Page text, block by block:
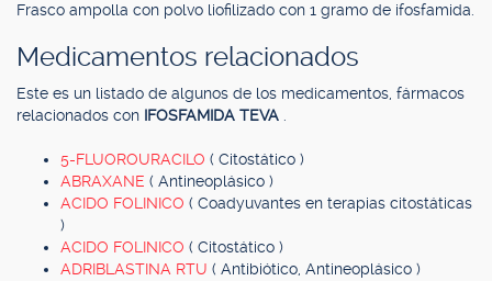
Frasco ampolla con polvo liofilizado con 1 gramo de ifosfamida.
Medicamentos relacionados
Este es un listado de algunos de los medicamentos, fármacos
relacionados con IFOSFAMIDA TEVA
5-FLUOROURACILO ( Citostático )
ABRAXANE ( Antineoplásico )
ACIDO FOLINICO ( Coadyuvantes en terapias citostáticas
)
ACIDO FOLINICO ( Citostático )
ADRIBLASTINA RTU ( Antibiótico, Antineoplásico )